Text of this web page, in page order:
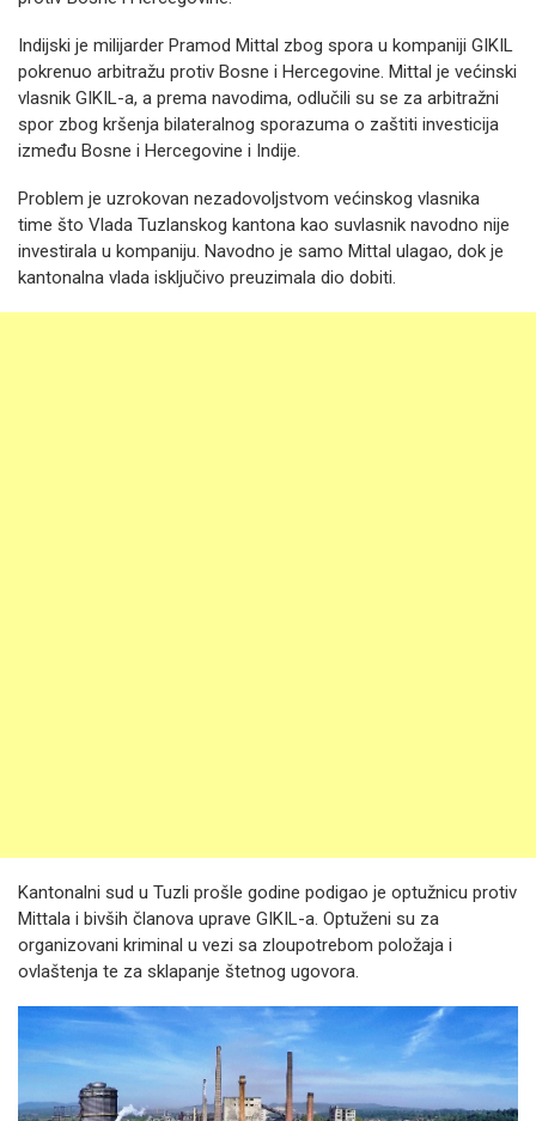
Indijski je milijarder Pramod Mittal zbog spora u kompaniji GIKIL
pokrenuo arbitražu protiv Bosne i Hercegovine. Mittal je većinski
vlasnik GIKIL-a, a prema navodima, odlučili su se za arbitražni
spor zbog kršenja bilateralnog sporazuma o zaštiti investicija
između Bosne i Hercegovine i Indije.
Problem je uzrokovan nezadovoljstvom većinskog vlasnika
time što Vlada Tuzlanskog kantona kao suvlasnik navodno nije
investirala u kompaniju. Navodno je samo Mittal ulagao, dok je
kantonalna vlada isključivo preuzimala dio dobiti.
Kantonalni sud u Tuzli prošle godine podigao je optužnicu protiv
Mittala i bivših članova uprave GIKIL-a. Optuženi su za
organizovani kriminal u vezi sa zloupotrebom položaja i
ovlaštenja te za sklapanje štetnog ugovora.